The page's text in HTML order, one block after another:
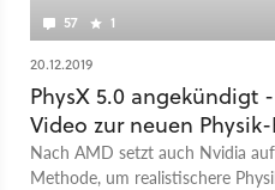
57 1
20.12.2019
PhysX 5.0 angekündigt
Video zur neuen
Nach AMD setzt auch Nvidia
Methode, um realistischere